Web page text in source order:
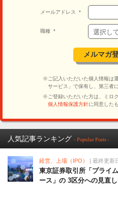
人気記事ランキング - Popular Posts -
経営、上場（IPO） | 最終更新
東京証券取引所「プライ
ース」の 3区分への見直